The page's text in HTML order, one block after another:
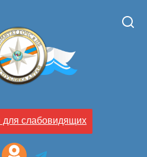
для слабовидящих